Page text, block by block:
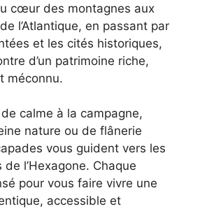
cœur des montagnes aux
l’Atlantique, en passant par
et les cités historiques,
d’un patrimoine riche,
méconnu.
calme à la campagne,
nature ou de flânerie
vous guident vers les
l’Hexagone. Chaque
pour vous faire vivre une
accessible et